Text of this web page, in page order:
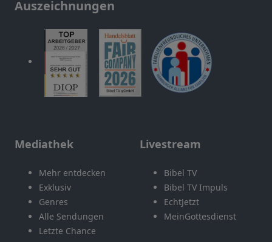
Auszeichnungen
Mediathek
Mehr entdecken
Exklusiv
Genres
Alle Sendungen
Letzte Chance
Livestream
Bibel TV
Bibel TV Impuls
EchtJetzt
MeinGottesdienst